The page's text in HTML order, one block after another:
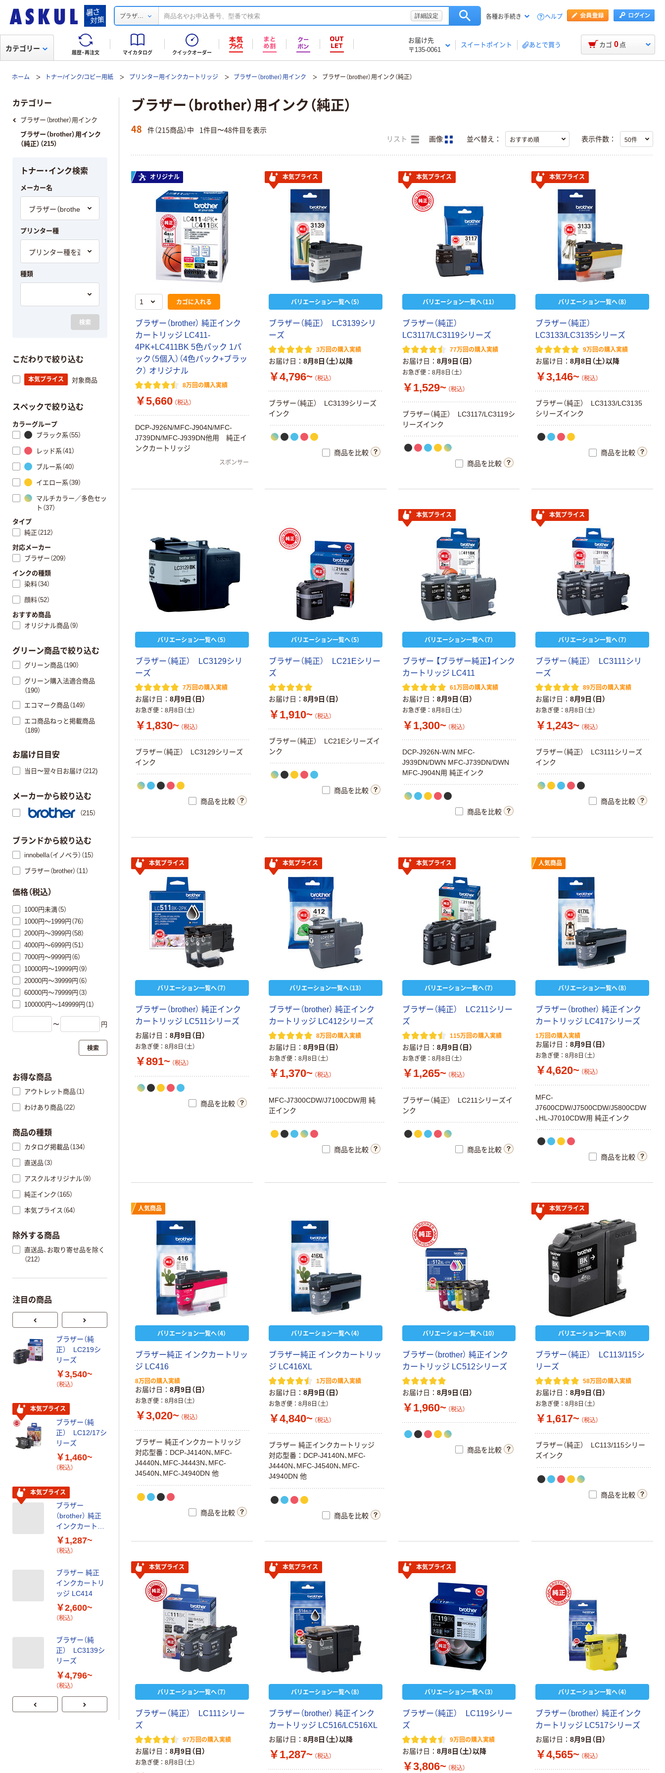
ブラザ... 詳細設定 各種お手続き ヘルプ
履歴・再注文 マイカタログ クイックオーダー
お届け先
〒135-0061
スイートポイント あとで買う
カテゴリー カゴ 0 点
ホーム トナー/インク/コピー用紙 プリンター用インクカートリッジ ブラザー（brother）用インク ブラザー（brother）用インク（純正）
ブラザー（brother）用インク（純正）
48 件（215商品）中 1件目〜48件目を表示
リスト 画像 並べ替え： 表示件数：
オリジナル
カゴに入れる
ブラザー（brother） 純正インク
カートリッジ LC411-
4PK+LC411BK 5色パック 1パ
ック（5個入）（4色パック+ブラッ
ク） オリジナル
8万回の購入実績
￥5,660 （税込）
DCP-J926N/MFC-J904N/MFC-
J739DN/MFC-J939DN他用 純正イ
ンクカートリッジ
スポンサー
本気プライス
バリエーション一覧へ（5）
ブラザー（純正） LC3139シリ
ーズ
3万回の購入実績
お届け日 8月8日（土）以降
￥4,796~ （税込）
ブラザー（純正） LC3139シリーズ
インク
商品を比較
本気プライス
バリエーション一覧へ（11）
ブラザー（純正）
LC3117/LC3119シリーズ
77万回の購入実績
お届け日 8月9日（日）
お急ぎ便 8月8日（土）
￥1,529~ （税込）
ブラザー（純正） LC3117/LC3119シ
リーズインク
商品を比較
本気プライス
バリエーション一覧へ（8）
ブラザー（純正）
LC3133/LC3135シリーズ
9万回の購入実績
お届け日 8月8日（土）以降
￥3,146~ （税込）
ブラザー（純正） LC3133/LC3135
シリーズインク
商品を比較
バリエーション一覧へ（5）
ブラザー（純正） LC3129シリ
ーズ
7万回の購入実績
お届け日 8月9日（日）
お急ぎ便 8月8日（土）
￥1,830~ （税込）
ブラザー（純正） LC3129シリーズ
インク
商品を比較
バリエーション一覧へ（5）
ブラザー（純正） LC21Eシリー
ズ
お届け日 8月9日（日）
￥1,910~ （税込）
ブラザー（純正） LC21Eシリーズイ
ンク
商品を比較
本気プライス
バリエーション一覧へ（7）
ブラザー 【ブラザー純正】インク
カートリッジ LC411
61万回の購入実績
お届け日 8月9日（日）
お急ぎ便 8月8日（土）
￥1,300~ （税込）
DCP-J926N-W/N MFC-
J939DN/DWN MFC-J739DN/DWN
MFC-J904N用 純正インク
商品を比較
本気プライス
バリエーション一覧へ（7）
ブラザー（純正） LC3111シリ
ーズ
89万回の購入実績
お届け日 8月9日（日）
お急ぎ便 8月8日（土）
￥1,243~ （税込）
ブラザー（純正） LC3111シリーズ
インク
商品を比較
本気プライス
バリエーション一覧へ（7）
ブラザー（brother） 純正インク
カートリッジ LC511シリーズ
お届け日 8月9日（日）
お急ぎ便 8月8日（土）
￥891~ （税込）
商品を比較
本気プライス
バリエーション一覧へ（13）
ブラザー（brother） 純正インク
カートリッジ LC412シリーズ
8万回の購入実績
お届け日 8月9日（日）
お急ぎ便 8月8日（土）
￥1,370~ （税込）
MFC-J7300CDW/J7100CDW用 純
正インク
商品を比較
本気プライス
バリエーション一覧へ（7）
ブラザー（純正） LC211シリー
ズ
115万回の購入実績
お届け日 8月9日（日）
お急ぎ便 8月8日（土）
￥1,265~ （税込）
ブラザー（純正） LC211シリーズイ
ンク
商品を比較
人気商品
バリエーション一覧へ（8）
ブラザー（brother） 純正インク
カートリッジ LC417シリーズ
1万回の購入実績
お届け日 8月9日（日）
お急ぎ便 8月8日（土）
￥4,620~ （税込）
MFC-
J7600CDW/J7500CDW/J5800CDW
、HL-J7010CDW用 純正インク
商品を比較
人気商品
バリエーション一覧へ（4）
ブラザー純正 インクカートリッ
ジ LC416
8万回の購入実績
お届け日 8月9日（日）
お急ぎ便 8月8日（土）
￥3,020~ （税込）
ブラザー 純正インクカートリッジ
対応型番：DCP-J4140N、MFC-
J4440N、MFC-J4443N、MFC-
J4540N、MFC-J4940DN 他
商品を比較
バリエーション一覧へ（4）
ブラザー純正 インクカートリッ
ジ LC416XL
1万回の購入実績
お届け日 8月9日（日）
お急ぎ便 8月8日（土）
￥4,840~ （税込）
ブラザー 純正インクカートリッジ
対応型番：DCP-J4140N、MFC-
J4440N、MFC-J4540N、MFC-
J4940DN 他
商品を比較
バリエーション一覧へ（10）
ブラザー（brother） 純正インク
カートリッジ LC512シリーズ
お届け日 8月9日（日）
￥1,960~ （税込）
商品を比較
本気プライス
バリエーション一覧へ（9）
ブラザー（純正） LC113/115シ
リーズ
58万回の購入実績
お届け日 8月9日（日）
お急ぎ便 8月8日（土）
￥1,617~ （税込）
ブラザー（純正） LC113/115シリー
ズインク
商品を比較
本気プライス
バリエーション一覧へ（7）
ブラザー（純正） LC111シリー
ズ
97万回の購入実績
お届け日 8月9日（日）
お急ぎ便 8月8日（土）
本気プライス
バリエーション一覧へ（8）
ブラザー（brother） 純正インク
カートリッジ LC516/LC516XL
お届け日 8月8日（土）以降
￥1,287~ （税込）
本気プライス
バリエーション一覧へ（3）
ブラザー（純正） LC119シリー
ズ
9万回の購入実績
お届け日 8月8日（土）以降
￥3,806~ （税込）
バリエーション一覧へ（4）
ブラザー（brother） 純正インク
カートリッジ LC517シリーズ
お届け日 8月9日（日）
￥4,565~ （税込）
カテゴリー
ブラザー（brother）用インク
ブラザー（brother）用インク
（純正）（215）
トナー・インク検索
メーカー名
プリンター種
種類
検索
こだわりで絞り込む
本気プライス 対象商品
スペックで絞り込む
カラーグループ
ブラック系（55）
レッド系（41）
ブルー系（40）
イエロー系（39）
マルチカラー／多色セッ
ト（37）
タイプ
純正（212）
対応メーカー
ブラザー（209）
インクの種類
染料（34）
顔料（52）
おすすめ商品
オリジナル商品（9）
グリーン商品で絞り込む
グリーン商品（190）
グリーン購入法適合商品
（190）
エコマーク商品（149）
エコ商品ねっと掲載商品
（189）
お届け日目安
当日〜翌々日お届け（212)
メーカーから絞り込む
（215）
ブランドから絞り込む
innobella（イノベラ）（15）
ブラザー（brother）（11）
価格（税込）
1000円未満（5）
1000円～1999円（76）
2000円～3999円（58）
4000円～6999円（51）
7000円～9999円（6）
10000円～19999円（9）
20000円～39999円（6）
60000円～79999円（3）
100000円～149999円（1）
〜 円
検索
お得な商品
アウトレット商品（1）
わけあり商品（22）
商品の種類
カタログ掲載品（134）
直送品（3）
アスクルオリジナル（9）
純正インク（165）
本気プライス（64）
除外する商品
直送品、お取り寄せ品を除く
（212）
注目の商品
ブラザー（純
正） LC219シ
リーズ
￥3,540~
（税込）
本気プライス
ブラザー（純
正） LC12/17シ
リーズ
￥1,460~
（税込）
本気プライス
ブラザー
（brother） 純正
インクカートリ
ッジ
LC516/LC516X
￥1,287~
（税込）
ブラザー 純正
インクカートリ
ッジ LC414
￥2,600~
（税込）
ブラザー（純
正） LC3139シ
リーズ
￥4,796~
（税込）
ブラザー（純
正） LC111シリ
ーズ
（税込）
正） LC3129シ
￥1,830~
（税込）
オリジナル
正） LC113/115
シリーズ
ブラザー（純
正） LC219シ
リーズ
（税込）
ブラザー（純
正） LC12/17シ
リーズ
￥1,460~
（税込）
ブラザー
￥1,287~
ブラザー 純正
インクカートリ
ッジ LC414
￥2,600~
ブラザー（純
正） LC3139シ
（税込）